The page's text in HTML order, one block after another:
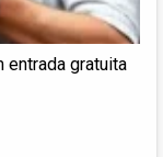
entrada gratuita